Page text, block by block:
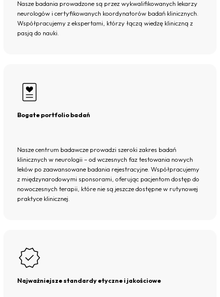
Nasze badania prowadzone są przez wykwalifikowanych lekarzy
neurologów i certyfikowanych koordynatorów badań klinicznych.
Współpracujemy z ekspertami, którzy łączą wiedzę kliniczną z
pasją do nauki.
Bogate portfolio badań
Nasze centrum badawcze prowadzi szeroki zakres badań
klinicznych w neurologii – od wczesnych faz testowania nowych
leków po zaawansowane badania rejestracyjne. Współpracujemy
z międzynarodowymi sponsorami, oferując pacjentom dostęp do
nowoczesnych terapii, które nie są jeszcze dostępne w rutynowej
praktyce klinicznej.
Najważniejsze standardy etyczne i jakościowe